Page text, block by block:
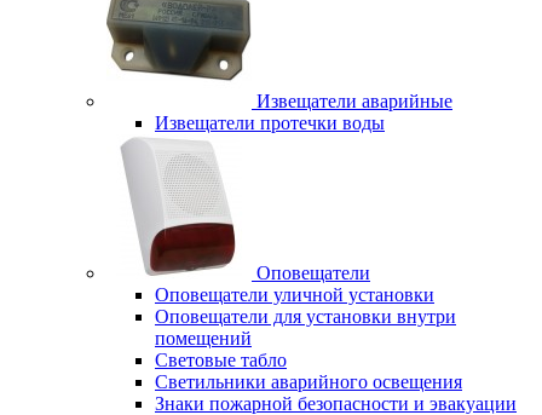
Извещатели аварийные
Извещатели протечки воды
Оповещатели
Оповещатели уличной установки
Оповещатели для установки внутри
помещений
Световые табло
Светильники аварийного освещения
Знаки пожарной безопасности и эвакуации